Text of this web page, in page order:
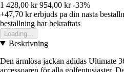
1 428,00 kr 954,00 kr -33%
+47,70 krerbjuds pa din nasta
bestallning har bekraftats
Loading...
Beskrivning
Den ärmlösa jackan adidas Ultimate
accessoaren för alla golfentusiaster.